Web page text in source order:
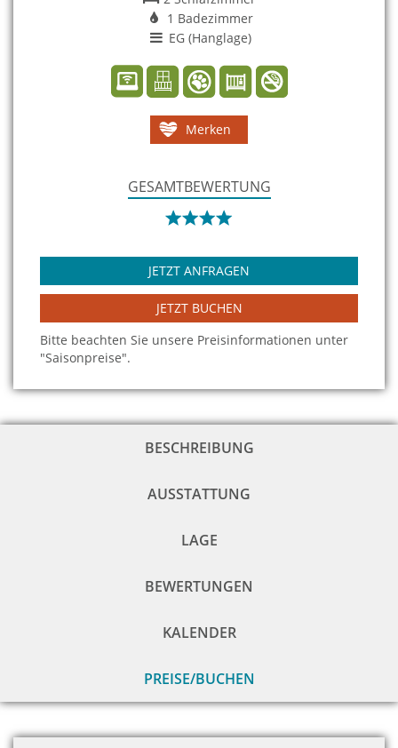
1 Badezimmer
EG (Hanglage)
Merken
GESAMTBEWERTUNG
JETZT ANFRAGEN
JETZT BUCHEN
Bitte beachten Sie unsere Preisinformationen unter
"Saisonpreise".
BESCHREIBUNG
AUSSTATTUNG
LAGE
BEWERTUNGEN
KALENDER
PREISE/BUCHEN